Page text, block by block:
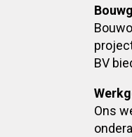
BV
Ons